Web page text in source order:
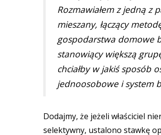
Rozmawiałem z jedną z
mieszany, łączący
gospodarstwa domowe
stanowiący większą
chciałby w jakiś sposób
jednoosobowe i system
Dodajmy, że jeżeli właściciel
selektywny, ustalono stawkę